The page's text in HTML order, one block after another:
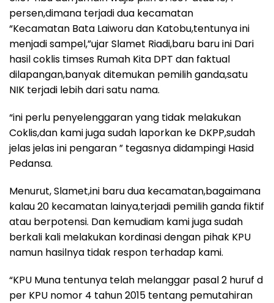
persen,dimana terjadi dua kecamatan
“Kecamatan Bata Laiworu dan Katobu,tentunya ini
menjadi sampel,”ujar Slamet Riadi,baru baru ini Dari
hasil coklis timses Rumah Kita DPT dan faktual
dilapangan,banyak ditemukan pemilih ganda,satu
NIK terjadi lebih dari satu nama.
“ini perlu penyelenggaran yang tidak melakukan
Coklis,dan kami juga sudah laporkan ke DKPP,sudah
jelas jelas ini pengaran ” tegasnya didampingi Hasid
Pedansa.
Menurut, Slamet,ini baru dua kecamatan,bagaimana
kalau 20 kecamatan lainya,terjadi pemilih ganda fiktif
atau berpotensi. Dan kemudiam kami juga sudah
berkali kali melakukan kordinasi dengan pihak KPU
namun hasilnya tidak respon terhadap kami.
“KPU Muna tentunya telah melanggar pasal 2 huruf d
per KPU nomor 4 tahun 2015 tentang pemutahiran